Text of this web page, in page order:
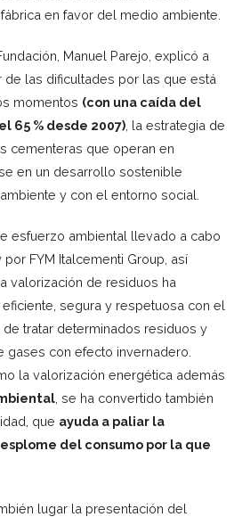
en favor del medio ambiente.
Manuel Parejo, explicó a
las dificultades por las que está
momentos (con una caída del
65 % desde 2007) , la estrategia de
cementeras que operan en
en un desarrollo sostenible
y con el entorno social.
esfuerzo ambiental llevado a cabo
FYM Italcementi Group, así
valorización de residuos ha
segura y respetuosa con el
tratar determinados residuos y
gases con efecto invernadero.
la valorización energética además
, se ha convertido también
que ayuda a paliar la
del consumo por la que
lugar la presentación del